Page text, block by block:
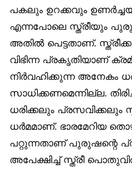
പകലും ഉറക്കവും
എന്നപോലെ സ്ത്രീയും
അതിൽ പെട്ടതാണ്.
വിഭിന്ന പ്രകൃതിയാണ്
നിർവഹിക്കുന്ന അനേകം
സാധിക്കണമെന്നില്ല.
ധരിക്കലും പ്രസവിക്കലും
ധർമമാണ്. ഭാരമേറിയ
പറ്റുന്നതാണ് പുരുഷന്റെ
അപേക്ഷിച്ച് സ്ത്രീ